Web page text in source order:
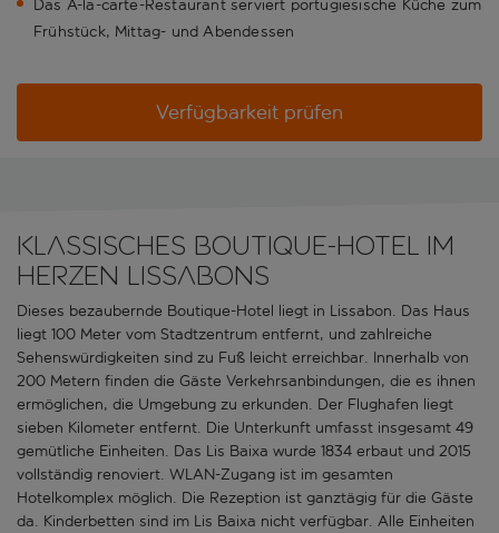
Das À-la-carte-Restaurant serviert portugiesische Küche zum
Frühstück, Mittag- und Abendessen
Verfügbarkeit prüfen
Klassisches Boutique-Hotel im
Herzen Lissabons
Dieses bezaubernde Boutique-Hotel liegt in Lissabon. Das Haus
liegt 100 Meter vom Stadtzentrum entfernt, und zahlreiche
Sehenswürdigkeiten sind zu Fuß leicht erreichbar. Innerhalb von
200 Metern finden die Gäste Verkehrsanbindungen, die es ihnen
ermöglichen, die Umgebung zu erkunden. Der Flughafen liegt
sieben Kilometer entfernt. Die Unterkunft umfasst insgesamt 49
gemütliche Einheiten. Das Lis Baixa wurde 1834 erbaut und 2015
vollständig renoviert. WLAN-Zugang ist im gesamten
Hotelkomplex möglich. Die Rezeption ist ganztägig für die Gäste
da. Kinderbetten sind im Lis Baixa nicht verfügbar. Alle Einheiten